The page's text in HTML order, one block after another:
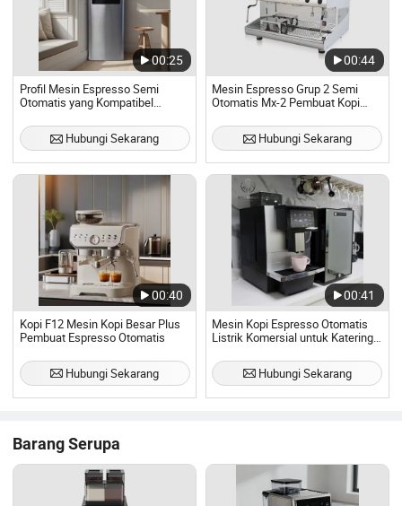
00:25
Profil Mesin Espresso Semi
Otomatis yang Kompatibel
Dispenser Air Panas Dingin dari
Peralatan Kopi Horeca
Hubungi Sekarang
00:44
Mesin Espresso Grup 2 Semi
Otomatis Mx-2 Pembuat Kopi
Tembaga 3000W
Hubungi Sekarang
00:40
Kopi F12 Mesin Kopi Besar Plus
Pembuat Espresso Otomatis
Hubungi Sekarang
00:41
Mesin Kopi Espresso Otomatis
Listrik Komersial untuk Katering
dengan Penggiling
Hubungi Sekarang
Barang Serupa